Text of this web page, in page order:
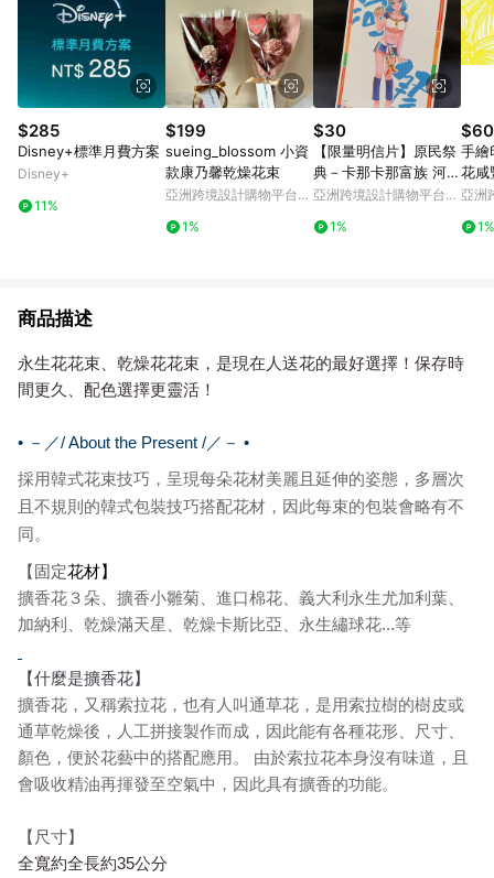
$285
Disney+標準月費方案
Disney+
11%
$199
sueing_blossom 小資
款康乃馨乾燥花束
亞洲跨境設計購物平台
1%
$30
【限量明信片】原民祭
典－卡那卡那富族 河祭
聖誕禮物 交換禮物
亞洲跨境設計購物平台
1%
$60
手繪
花咸
亞洲
1%
商品描述
永生花花束、乾燥花花束，是現在人送花的最好選擇！ 保存時
間更久、配色選擇更靈活！
• －／/ About the Present /／－ •
採用韓式花束技巧，呈現每朵花材美麗且延伸的姿態， 多層次
且不規則的韓式包裝技巧搭配花材， 因此每束的包裝會略有不
同。
【固定花材】
擴香花３朵、擴香小雛菊、 進口棉花、義大利永生尤加利葉、
加納利、乾燥滿天星、 乾燥卡斯比亞、永生繡球花...等
【什麼是擴香花】
擴香花，又稱索拉花，也有人叫通草花，是用索拉樹的樹皮或
通草乾燥後，人工拼接製作而成，因此能有各種花形、尺寸、
顏色，便於花藝中的搭配應用。 由於索拉花本身沒有味道，且
會吸收精油再揮發至空氣中，因此具有擴香的功能。
【尺寸】
全寬約全長約35公分